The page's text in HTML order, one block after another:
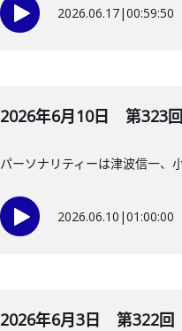
2026.06.17|00:59:50
2026年6月10日 第323回
パーソナリティーは津波信一、
2026.06.10 |01:00:00
2026年6月3日 第322回